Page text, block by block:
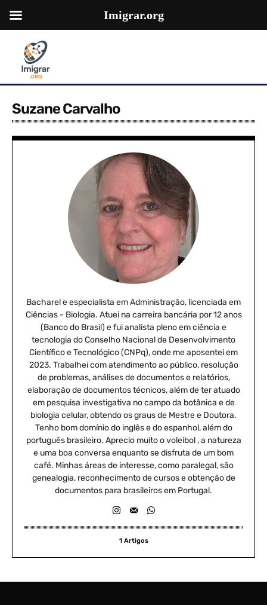
Suzane Carvalho
Bacharel e especialista em Administração, licenciada em
Ciências - Biologia. Atuei na carreira bancária por 12 anos
(Banco do Brasil) e fui analista pleno em ciência e
tecnologia do Conselho Nacional de Desenvolvimento
Científico e Tecnológico (CNPq), onde me aposentei em
2023. Trabalhei com atendimento ao público, resolução
de problemas, análises de documentos e relatórios,
elaboração de documentos técnicos, além de ter atuado
em pesquisa investigativa no campo da botânica e de
biologia celular, obtendo os graus de Mestre e Doutora.
Tenho bom domínio do inglês e do espanhol, além do
português brasileiro. Aprecio muito o voleibol , a natureza
e uma boa conversa enquanto se disfruta de um bom
café. Minhas áreas de interesse, como paralegal, são
genealogia, reconhecimento de cursos e obtenção de
documentos para brasileiros em Portugal.
1 Artigos
Imigrar.org